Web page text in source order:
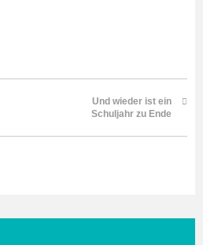
Und wieder ist ein
Schuljahr zu Ende